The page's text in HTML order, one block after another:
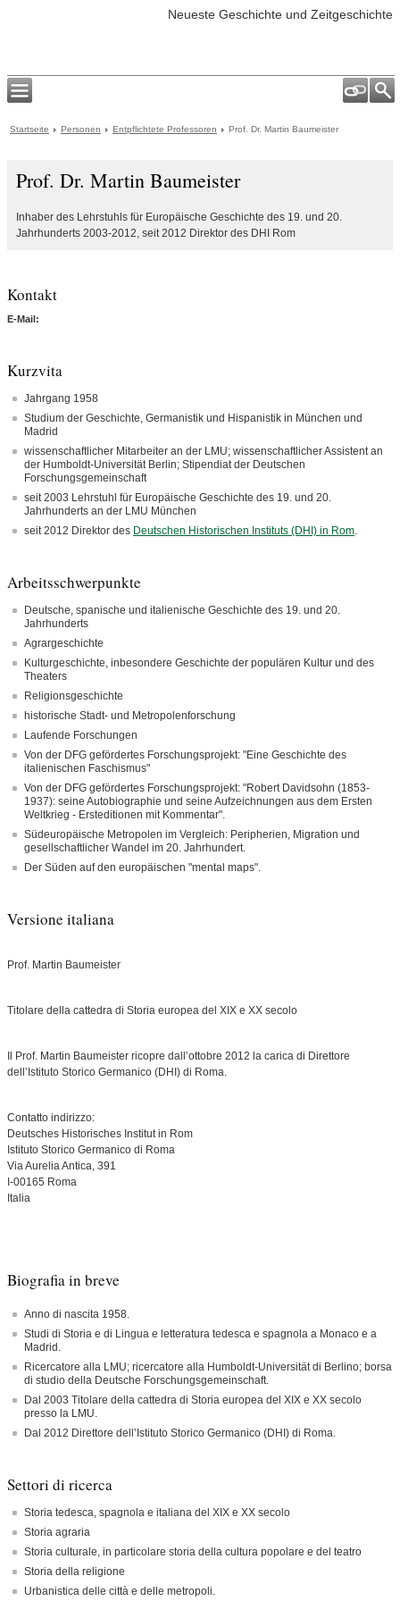
Neueste Geschichte und Zeitgeschichte
Startseite Personen Entpflichtete Professoren Prof. Dr. Martin Baumeister
Prof. Dr. Martin Baumeister
Inhaber des Lehrstuhls für Europäische Geschichte des 19. und 20.
Jahrhunderts 2003-2012, seit 2012 Direktor des DHI Rom
Kontakt
E-Mail:
Kurzvita
Jahrgang 1958
Studium der Geschichte, Germanistik und Hispanistik in München und
Madrid
wissenschaftlicher Mitarbeiter an der LMU; wissenschaftlicher Assistent an
der Humboldt-Universität Berlin; Stipendiat der Deutschen
Forschungsgemeinschaft
seit 2003 Lehrstuhl für Europäische Geschichte des 19. und 20.
Jahrhunderts an der LMU München
seit 2012 Direktor des Deutschen Historischen Instituts (DHI) in Rom.
Arbeitsschwerpunkte
Deutsche, spanische und italienische Geschichte des 19. und 20.
Jahrhunderts
Agrargeschichte
Kulturgeschichte, inbesondere Geschichte der populären Kultur und des
Theaters
Religionsgeschichte
historische Stadt- und Metropolenforschung
Laufende Forschungen
Von der DFG gefördertes Forschungsprojekt: "Eine Geschichte des
italienischen Faschismus"
Von der DFG gefördertes Forschungsprojekt: "Robert Davidsohn (1853-
1937): seine Autobiographie und seine Aufzeichnungen aus dem Ersten
Weltkrieg - Ersteditionen mit Kommentar".
Südeuropäische Metropolen im Vergleich: Peripherien, Migration und
gesellschaftlicher Wandel im 20. Jahrhundert.
Der Süden auf den europäischen "mental maps".
Versione italiana
Prof. Martin Baumeister
Titolare della cattedra di Storia europea del XIX e XX secolo
Il Prof. Martin Baumeister ricopre dall‛ottobre 2012 la carica di Direttore
dell‛Istituto Storico Germanico (DHI) di Roma.
Contatto indirizzo:
Deutsches Historisches Institut in Rom
Istituto Storico Germanico di Roma
Via Aurelia Antica, 391
I-00165 Roma
Italia
Biografia in breve
Anno di nascita 1958.
Studi di Storia e di Lingua e letteratura tedesca e spagnola a Monaco e a
Madrid.
Ricercatore alla LMU; ricercatore alla Humboldt-Universität di Berlino; borsa
di studio della Deutsche Forschungsgemeinschaft.
Dal 2003 Titolare della cattedra di Storia europea del XIX e XX secolo
presso la LMU.
Dal 2012 Direttore dell‛Istituto Storico Germanico (DHI) di Roma.
Settori di ricerca
Storia tedesca, spagnola e italiana del XIX e XX secolo
Storia agraria
Storia culturale, in particolare storia della cultura popolare e del teatro
Storia della religione
Urbanistica delle città e delle metropoli.